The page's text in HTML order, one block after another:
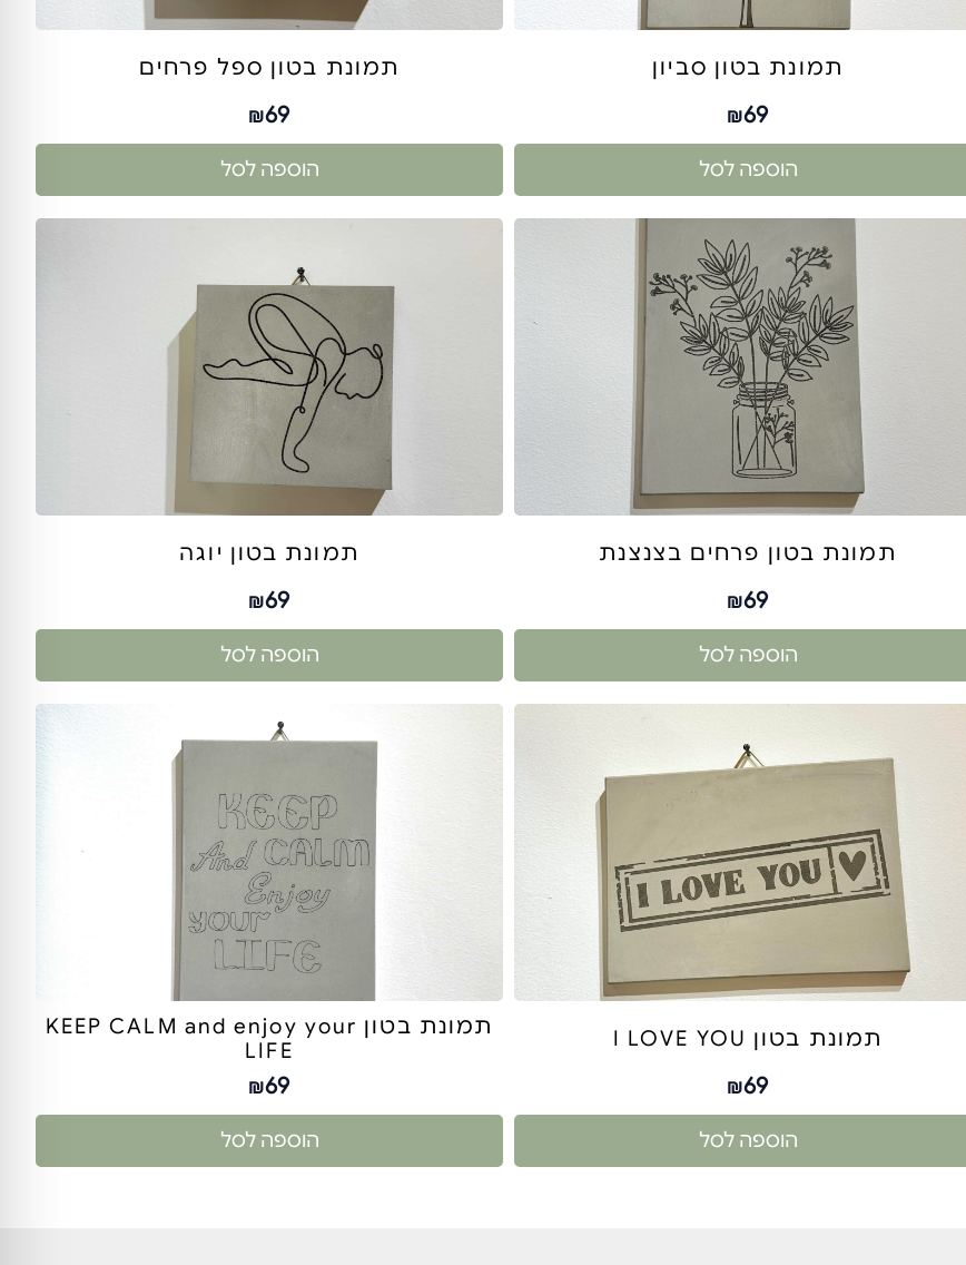
תמונת בטון סביון
₪69
הוספה לסל
תמונת בטון ספל פרחים
₪69
הוספה לסל
תמונת בטון פרחים בצנצנת
₪69
הוספה לסל
תמונת בטון יוגה
₪69
הוספה לסל
תמונת בטון I LOVE YOU
₪69
הוספה לסל
תמונת בטון KEEP CALM and enjoy your
LIFE
₪69
הוספה לסל